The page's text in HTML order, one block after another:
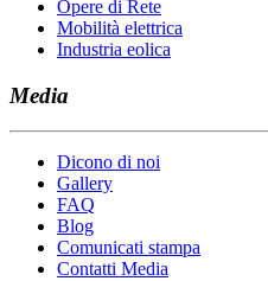
Opere di Rete
Mobilità elettrica
Industria eolica
Media
Dicono di noi
Gallery
FAQ
Blog
Comunicati stampa
Contatti Media